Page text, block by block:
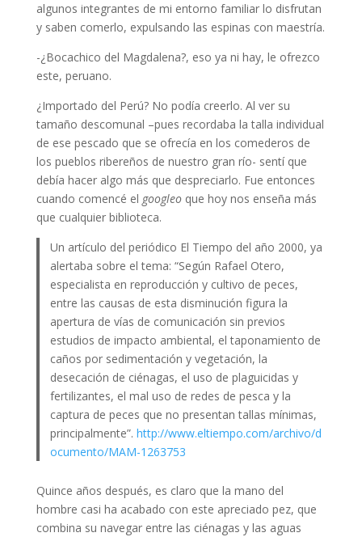
algunos integrantes de mi entorno familiar lo disfrutan
y saben comerlo, expulsando las espinas con maestría.
-¿Bocachico del Magdalena?, eso ya ni hay, le ofrezco
este, peruano.
¿Importado del Perú? No podía creerlo. Al ver su
tamaño descomunal –pues recordaba la talla individual
de ese pescado que se ofrecía en los comederos de
los pueblos ribereños de nuestro gran río- sentí que
debía hacer algo más que despreciarlo. Fue entonces
cuando comencé el googleo que hoy nos enseña más
que cualquier biblioteca.
Un artículo del periódico El Tiempo del año 2000, ya
alertaba sobre el tema: “Según Rafael Otero,
especialista en reproducción y cultivo de peces,
entre las causas de esta disminución figura la
apertura de vías de comunicación sin previos
estudios de impacto ambiental, el taponamiento de
caños por sedimentación y vegetación, la
desecación de ciénagas, el uso de plaguicidas y
fertilizantes, el mal uso de redes de pesca y la
captura de peces que no presentan tallas mínimas,
principalmente”.http://www.eltiempo.com/archivo/d
ocumento/MAM-1263753
Quince años después, es claro que la mano del
hombre casi ha acabado con este apreciado pez, que
combina su navegar entre las ciénagas y las aguas